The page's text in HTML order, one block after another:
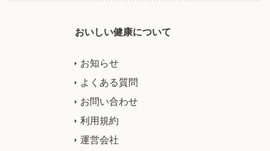
おいしい健康について
お知らせ
よくある質問
お問い合わせ
利用規約
運営会社